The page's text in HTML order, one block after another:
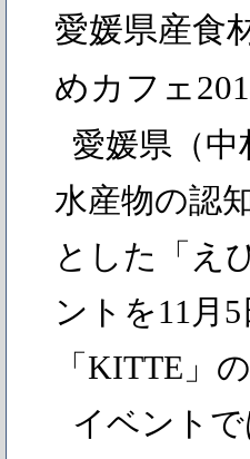
愛媛県産食
めカフェ
愛媛県（
水産物の認
とした「え
ントを11月
「KITTE」
イベント